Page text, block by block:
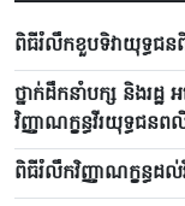
ពិធីរំលឹកខួបទិវាយុទ្ធជន
ថ្នាក់ដឹកនាំបក្ស និងរដ្ឋ
វិញ្ញាណក្ខន្ធ​វីរ​យុទ្ធ​ជនព
ពិធី​រំលឹកវិញ្ញាណក្ខន្ធដ